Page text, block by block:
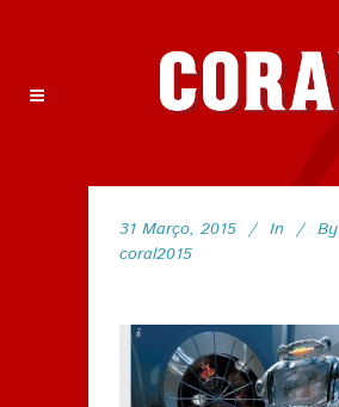
31 Março, 2015 In
By
coral2015